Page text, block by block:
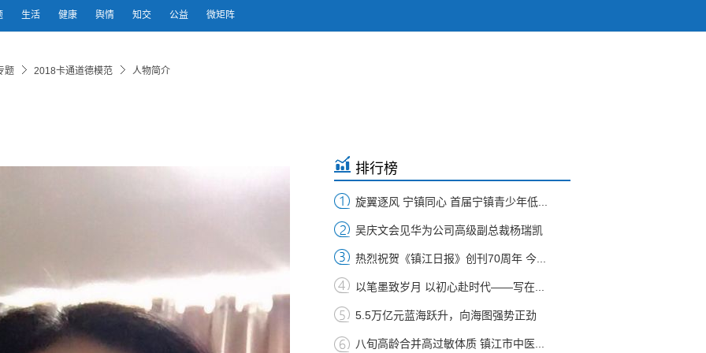
生活 健康 舆情 知交 公益 微矩阵
题 2018卡通道德模范 人物简介
排行榜
旋翼逐风 宁镇同心 首届宁镇青少年低...
吴庆文会见华为公司高级副总裁杨瑞凯
热烈祝贺《镇江日报》创刊70周年 今...
以笔墨致岁月 以初心赴时代——写在...
5.5万亿元蓝海跃升，向海图强势正劲
八旬高龄合并高过敏体质 镇江市中医...